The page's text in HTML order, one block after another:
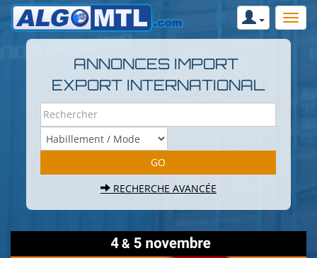
ANNONCES IMPORT
EXPORT INTERNATIONAL
RECHERCHE AVANCÉE